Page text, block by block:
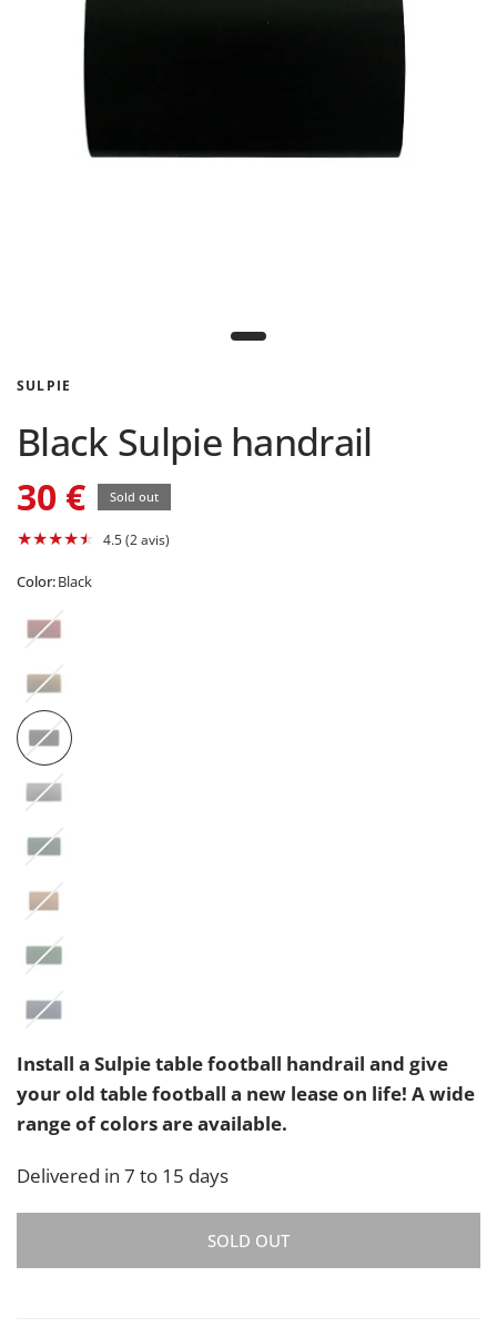
SULPIE
Black Sulpie handrail
30 € Sold out
4.5 (2 avis)
Color:Black
Install a Sulpie table football handrail and give
your old table football a new lease on life! A wide
range of colors are available.
Delivered in 7 to 15 days
SOLD OUT